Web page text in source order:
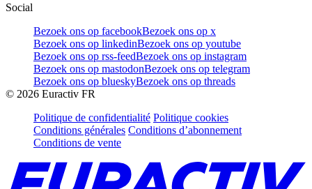
Social
Bezoek ons op facebookBezoek ons op x
Bezoek ons op linkedinBezoek ons op youtube
Bezoek ons op rss-feedBezoek ons op instagram
Bezoek ons op mastodonBezoek ons op telegram
Bezoek ons op blueskyBezoek ons op threads
© 2026 Euractiv FR
Politique de confidentialité Politique cookies
Conditions générales Conditions d’abonnement
Conditions de vente